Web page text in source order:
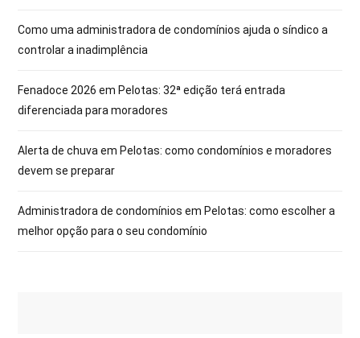
Como uma administradora de condomínios ajuda o síndico a
controlar a inadimplência
Fenadoce 2026 em Pelotas: 32ª edição terá entrada
diferenciada para moradores
Alerta de chuva em Pelotas: como condomínios e moradores
devem se preparar
Administradora de condomínios em Pelotas: como escolher a
melhor opção para o seu condomínio